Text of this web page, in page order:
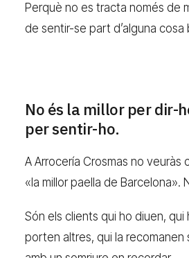
Perquè no es tracta només de
de sentir-se part d’alguna cosa
No és la millor per dir-
per sentir-ho.
A Arrocería Crosmas no veuràs
«la millor paella de Barcelona».
Són els clients qui ho diuen, qui
porten altres, qui la recomanen